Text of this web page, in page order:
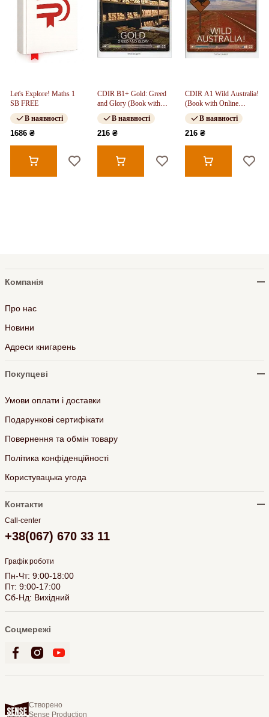
Let's Explore! Maths 1
SB FREE
В наявності
1686 ₴
CDIR B1+ Gold: Greed
and Glory (Book with
Online Access)
В наявності
216 ₴
CDIR A1 Wild Australia!
(Book with Online
Access)
В наявності
216 ₴
Компанія
Про нас
Новини
Адреси книгарень
Покупцеві
Умови оплати і доставки
Подарункові сертифікати
Повернення та обмін товару
Політика конфіденційності
Користувацька угода
Контакти
Call-center
+38(067) 670 33 11
Графік роботи
Пн-Чт: 9:00-18:00
Пт: 9:00-17:00
Сб-Нд: Вихідний
Соцмережі
Створено
Sense Production